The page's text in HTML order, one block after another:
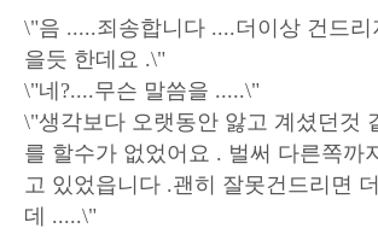
\"음 .....죄송합니다 ....더이상 건드
을듯 한데요 .\"
\"네?....무슨 말씀을 .....\"
\"생각보다 오랫동안 앓고 계셨던것
를 할수가 없었어요 . 벌써 다른쪽까
고 있었읍니다 .괜히 잘못건드리면
데 .....\"